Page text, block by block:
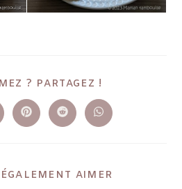
? PARTAGEZ !
AIMER